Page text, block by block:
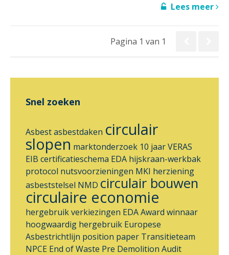
Lees meer
Pagina 1 van 1
Snel zoeken
Asbestasbestdaken circulair
slopen marktonderzoek 10 jaar VERAS
EIB certificatieschema EDA hijskraan-werkbak
protocol nutsvoorzieningen MKI herziening
asbeststelsel NMD circulair bouwen
circulaire economie
hergebruikverkiezingen EDA Award winnaar
hoogwaardig hergebruik Europese
Asbestrichtlijn position paper Transitieteam
NPCE End of Waste Pre Demolition Audit